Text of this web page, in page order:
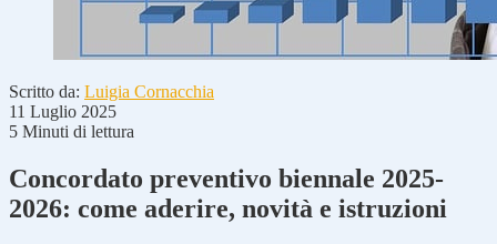
Scritto da: Luigia Cornacchia
11 Luglio 2025
5 Minuti di lettura
Concordato preventivo biennale 2025-
2026: come aderire, novità e istruzioni